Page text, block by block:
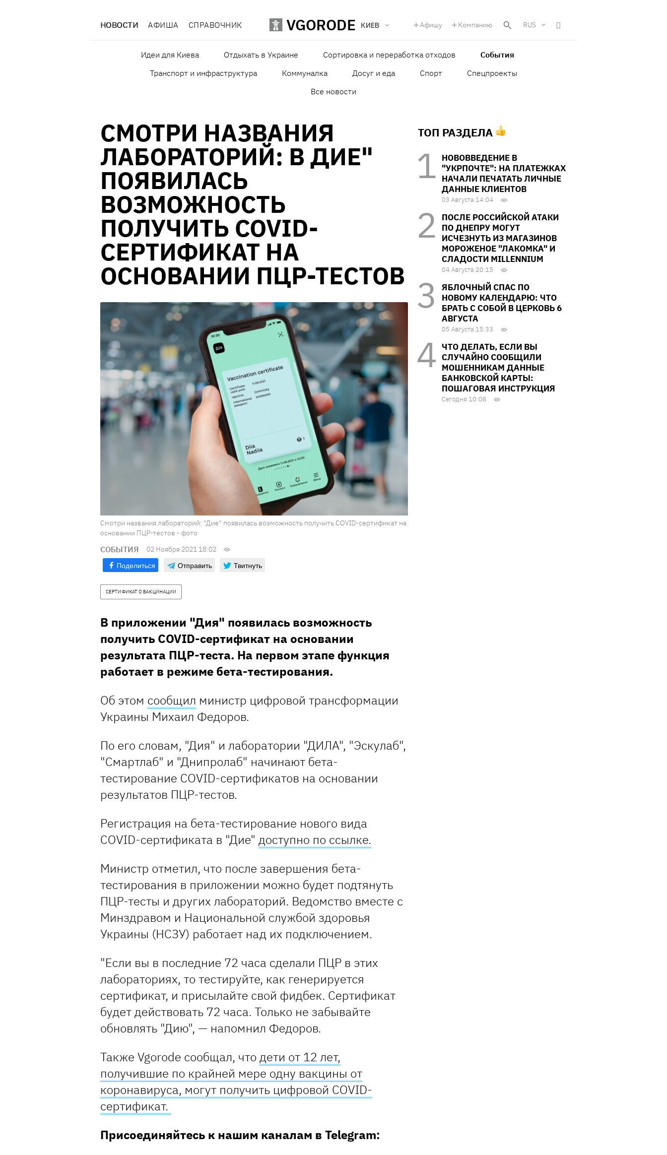
НОВОСТИ АФИША СПРАВОЧНИК VGORODE КИЕВ Афишу Компанию RUS
Идеи для Киева Отдыхать в Украине Сортировка и переработка отходов
События
Транспорт и инфраструктура
Коммуналка Досуг и еда Спорт
Спецпроекты
Все новости
СМОТРИ НАЗВАНИЯ
ЛАБОРАТОРИЙ: В ДИЕ"
ПОЯВИЛАСЬ
ВОЗМОЖНОСТЬ
ПОЛУЧИТЬ COVID-
СЕРТИФИКАТ НА
ОСНОВАНИИ ПЦР-ТЕСТОВ
Смотри названия лабораторий: "Дие" появилась возможность получить COVID-сертификат на
основании ПЦР-тестов - фото
СОБЫТИЯ 02 Ноября 2021 18:02
Поделиться Отправить Твитнуть
СЕРТИФИКАТ О ВАКЦИНАЦИИ
В приложении "Дия" появилась возможность
получить COVID-сертификат на основании
результата ПЦР-теста. На первом этапе функция
работает в режиме бета-тестирования.
Об этом сообщил министр цифровой трансформации
Украины Михаил Федоров.
По его словам, "Дия" и лаборатории "ДИЛА", "Эскулаб",
"Смартлаб" и "Днипролаб" начинают бета-
тестирование COVID-сертификатов на основании
результатов ПЦР-тестов.
Регистрация на бета-тестирование нового вида
COVID-сертификата в "Дие" доступно по ссылке.
Министр отметил, что после завершения бета-
тестирования в приложении можно будет подтянуть
ПЦР-тесты и других лабораторий. Ведомство вместе с
Минздравом и Национальной службой здоровья
Украины (НСЗУ) работает над их подключением.
"Если вы в последние 72 часа сделали ПЦР в этих
лабораториях, то тестируйте, как генерируется
сертификат, и присылайте свой фидбек. Сертификат
будет действовать 72 часа. Только не забывайте
обновлять "Дию", — напомнил Федоров.
Также Vgorode сообщал, что дети от 12 лет,
получившие по крайней мере одну вакцины от
коронавируса, могут получить цифровой COVID-
сертификат.
Присоединяйтесь к нашим каналам в Telegram:
ТОП РАЗДЕЛА
НОВОВВЕДЕНИЕ В
"УКРПОЧТЕ": НА ПЛАТЕЖКАХ
НАЧАЛИ ПЕЧАТАТЬ ЛИЧНЫЕ
ДАННЫЕ КЛИЕНТОВ
03 Августа 14:04
ПОСЛЕ РОССИЙСКОЙ АТАКИ
ПО ДНЕПРУ МОГУТ
ИСЧЕЗНУТЬ ИЗ МАГАЗИНОВ
МОРОЖЕНОЕ "ЛАКОМКА" И
СЛАДОСТИ MILLENNIUM
04 Августа 20:15
ЯБЛОЧНЫЙ СПАС ПО
НОВОМУ КАЛЕНДАРЮ: ЧТО
БРАТЬ С СОБОЙ В ЦЕРКОВЬ 6
АВГУСТА
05 Августа 15:33
ЧТО ДЕЛАТЬ, ЕСЛИ ВЫ
СЛУЧАЙНО СООБЩИЛИ
МОШЕННИКАМ ДАННЫЕ
БАНКОВСКОЙ КАРТЫ:
ПОШАГОВАЯ ИНСТРУКЦИЯ
Сегодня 10:08